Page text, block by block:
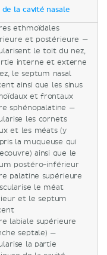
la cavité nasale
ethmoïdales
et postérieure —
le toit du nez,
interne et externe
le septum nasal
ainsi que les sinus
et frontaux
sphénopalatine —
les cornets
et les méats (y
la muqueuse qui
ainsi que le
postéro-inférieur
palatine supérieure
le méat
et le septum
labiale supérieure
septale) —
la partie